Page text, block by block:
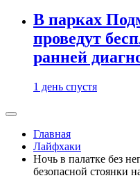
В парках
проведут
ранней
1 день спустя
Главная
Лайфхаки
Ночь в палатке без
безопасной стоянки